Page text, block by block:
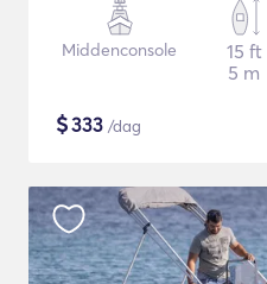
Middenconsole
15 ft
5 m
$333 /dag